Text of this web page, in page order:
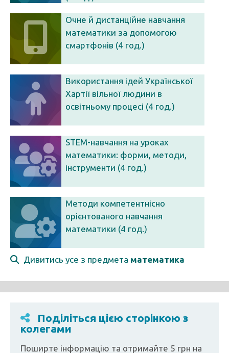
Очне й дистанційне навчання
математики за допомогою
смартфонів (4 год.)
Використання ідей Української
Хартії вільної людини в
освітньому процесі (4 год.)
STEM-навчання на уроках
математики: форми, методи,
інструменти (4 год.)
Методи компетентнісно
орієнтованого навчання
математики (4 год.)
Дивитись усе з предмета математика
Поділіться цією сторінкою з
колегами
Поширте інформацію та отримайте 5 грн на